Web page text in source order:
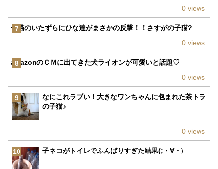
0 views
7
子猫のいたずらにひな達がまさかの反撃！！さすがの子猫?
0 views
8
amazonのＣＭに出てきた犬ライオンが可愛いと話題♡
0 views
9
なにこれラブい！大きなワンちゃんに包まれた茶トラ
の子猫♪
0 views
10 子ネコがトイレでふんばりすぎた結果(;・∀・)